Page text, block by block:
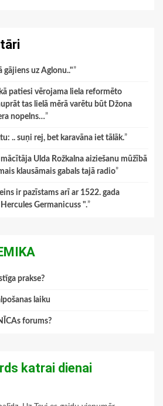
gājiens uz Aglonu.."”
patiesi vērojama liela reformēto
tas lielā mērā varētu būt Džona
nopelns…”
.. suņi rej, bet karavāna iet tālāk.”
Ulda Rožkalna aiziešanu mūžībā
klausāmais gabals tajā radio”
ir pazīstams arī ar 1522. gada
Germanicuss ".”
prakse?
laiku
forums?
katrai dienai